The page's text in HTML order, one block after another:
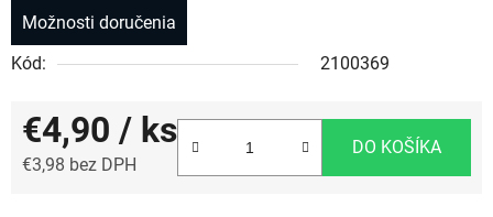
Možnosti doručenia
Kód:
2100369
€4,90 / ks
€3,98 bez DPH
DO KOŠÍKA